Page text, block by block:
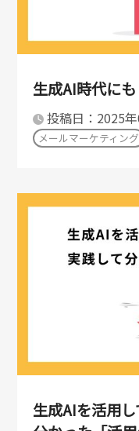
生成AI時代に
投稿日：2025
メールマーケティング
生成AIを活用